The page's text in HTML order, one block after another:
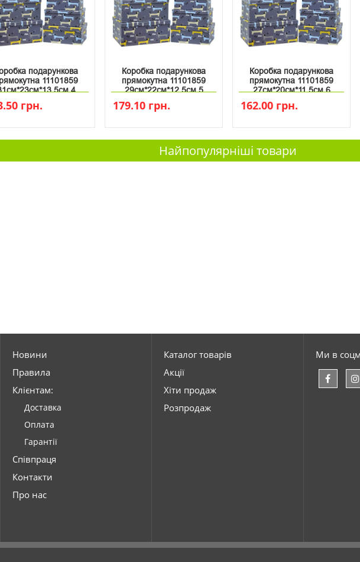
подарункова
11101859
4
грн.
Коробка подарункова
прямокутна 11101859
29см*22см*12.5см 5
179.10 грн.
Коробка подарункова
прямокутна 11101859
27см*20см*11.5см 6
162.00 грн.
Найпопулярніші товари
Новини
Правила
Клієнтам:
Доставка
Оплата
Гарантії
Співпраця
Контакти
Про нас
Каталог товарів
Акції
Хіти продаж
Розпродаж
Ми в